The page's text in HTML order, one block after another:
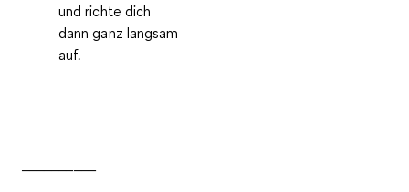
und richte dich
dann ganz langsam
auf.